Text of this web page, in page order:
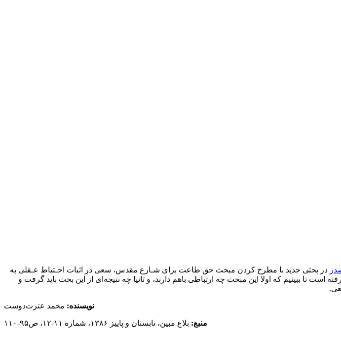
در بحثی جدید با مطرح کردن مبحث حق‌ طاعت برای شـارع مقدس‌، سعی‌ در اثبات احـتیاط عـقلی به
تا ببینیم که اولا این‌ مبحث چه ارتباطی باهم دارند، و ثانیا چه‌ نتیجه‌ای از این بحث باید گرفت و
نویسنده: محمد عترت‌دوست
منبع: بلاغ مبین، تابستان و پاییز ١٣٨۶، شماره ١١-١٢، ص٩۵-١١٠